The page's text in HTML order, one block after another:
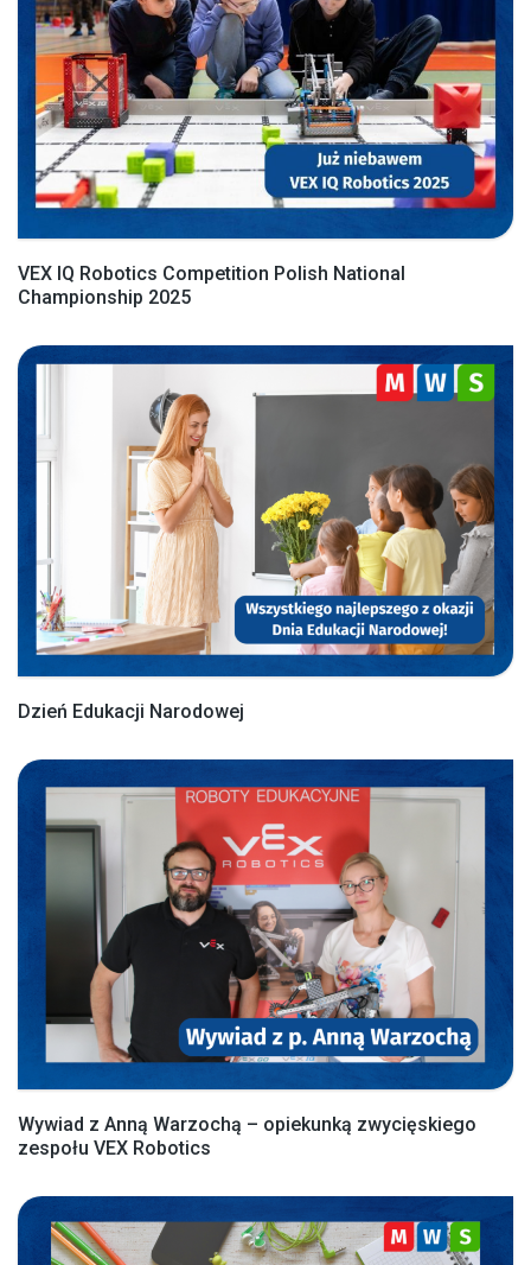
VEX IQ Robotics Competition Polish National
Championship 2025
Dzień Edukacji Narodowej
Wywiad z Anną Warzochą – opiekunką zwycięskiego
zespołu VEX Robotics